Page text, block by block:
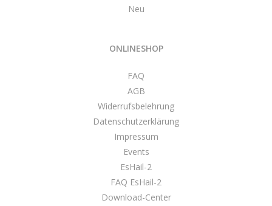
Neu
ONLINESHOP
FAQ
AGB
Widerrufsbelehrung
Datenschutzerklärung
Impressum
Events
EsHail-2
FAQ EsHail-2
Download-Center